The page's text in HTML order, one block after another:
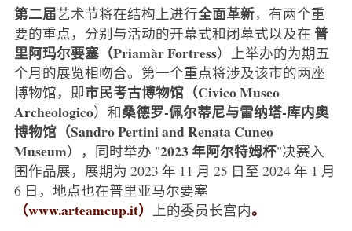
第二届艺术节将在结构上进行全面革新，有两个重
要的重点，分别与活动的开幕式和闭幕式以及在 普
里阿玛尔要塞（Priamàr Fortress）上举办的为期五
个月的展览相吻合。第一个重点将涉及该市的两座
博物馆，即市民考古博物馆（Civico Museo
Archeologico）和桑德罗-佩尔蒂尼与雷纳塔-库内奥
博物馆（Sandro Pertini and Renata Cuneo
Museum），同时举办 "2023 年阿尔特姆杯"决赛入
围作品展，展期为 2023 年 11 月 25 日至 2024 年 1 月
6 日，地点也在普里亚马尔要塞
（www.arteamcup.it） 上的委员长宫内。